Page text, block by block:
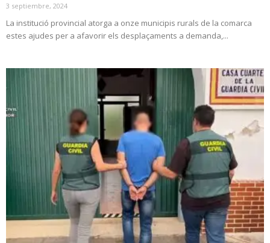
3 septiembre, 2024
La institució provincial atorga a onze municipis rurals de la comarca
estes ajudes per a afavorir els desplaçaments a demanda,...